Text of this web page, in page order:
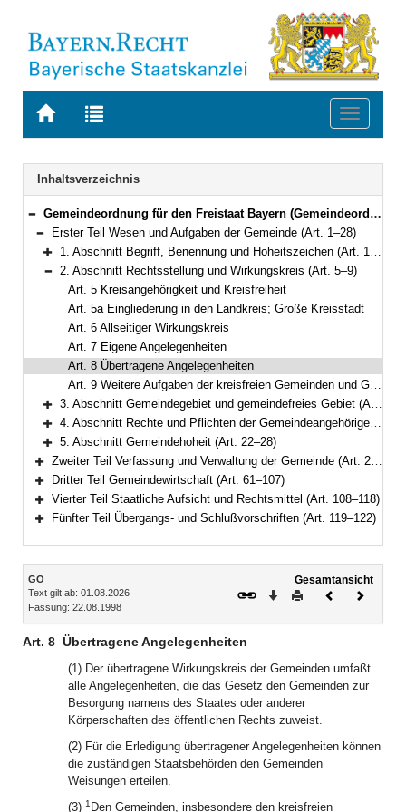
Zur
BAYERN.RECHT
Zur
letzten
Suche
Toggle
Navigation
Inhaltsverzeichnis
Bereich reduzieren
Gemeindeordnung für den Freistaat Bayern (Gemeindeordnung – GO) in der Fassung der Bekanntmachung vom 22. August 1998 (GVBl. S. 796) BayRS 2020-1-1-I (Art. 1–122)
Bereich reduzieren
Erster Teil Wesen und Aufgaben der Gemeinde (Art. 1–28)
Bereich erweitern
1. Abschnitt Begriff, Benennung und Hoheitszeichen (Art. 1–4)
Bereich reduzieren
2. Abschnitt Rechtsstellung und Wirkungskreis (Art. 5–9)
Art. 5 Kreisangehörigkeit und Kreisfreiheit
Art. 5a Eingliederung in den Landkreis; Große Kreisstadt
Art. 6 Allseitiger Wirkungskreis
Art. 7 Eigene Angelegenheiten
Art. 8 Übertragene Angelegenheiten
Art. 9 Weitere Aufgaben der kreisfreien Gemeinden und Großen Kreisstädte
Bereich erweitern
3. Abschnitt Gemeindegebiet und gemeindefreies Gebiet (Art. 10–14)
Bereich erweitern
4. Abschnitt Rechte und Pflichten der Gemeindeangehörigen (Art. 15–21)
Bereich erweitern
5. Abschnitt Gemeindehoheit (Art. 22–28)
Bereich erweitern
Zweiter Teil Verfassung und Verwaltung der Gemeinde (Art. 29–60a)
Bereich erweitern
Dritter Teil Gemeindewirtschaft (Art. 61–107)
Bereich erweitern
Vierter Teil Staatliche Aufsicht und Rechtsmittel (Art. 108–118)
Fünfter Teil Übergangs- und Schlußvorschriften (Art. 119–122)
Inhalt
GO
Text gilt ab: 01.08.2026
Fassung: 22.08.1998
Gesamtansicht
Download
DruckenVorheriges
Art. 8 Übertragene Angelegenheiten
(1) Der übertragene Wirkungskreis der Gemeinden umfaßt
alle Angelegenheiten, die das Gesetz den Gemeinden zur
Besorgung namens des Staates oder anderer
Körperschaften des öffentlichen Rechts zuweist.
(2) Für die Erledigung übertragener Angelegenheiten können
die zuständigen Staatsbehörden den Gemeinden
Weisungen erteilen.
(3) 1 Den Gemeinden, insbesondere den kreisfreien